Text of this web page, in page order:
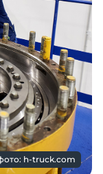
h-truck.com